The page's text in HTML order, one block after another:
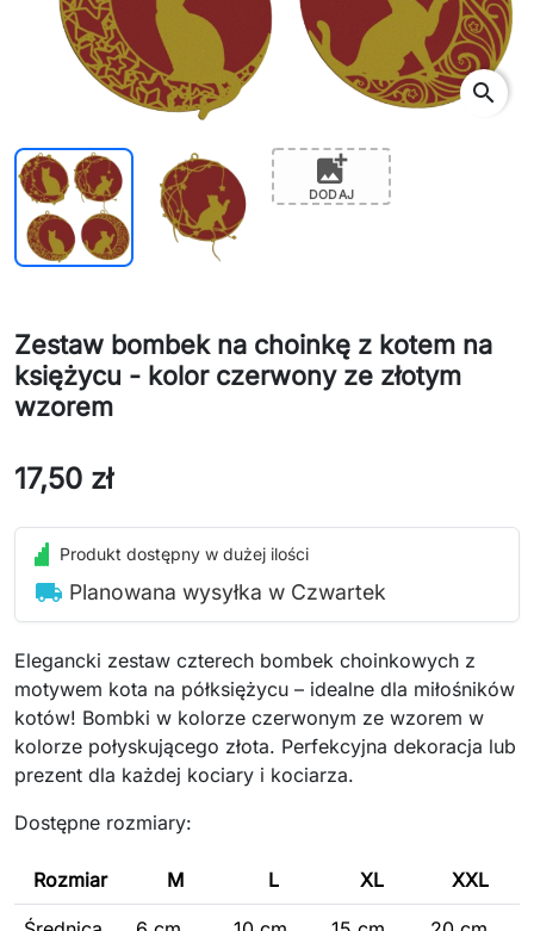
search
add_photo_alternate
DODAJ
Zestaw bombek na choinkę z kotem na
księżycu - kolor czerwony ze złotym
wzorem
17,50 zł
Produkt dostępny w dużej ilości
local_shipping Planowana wysyłka w Czwartek
Elegancki zestaw czterech bombek choinkowych z
motywem kota na półksiężycu – idealne dla miłośników
kotów! Bombki w kolorze czerwonym ze wzorem w
kolorze połyskującego złota. Perfekcyjna dekoracja lub
prezent dla każdej kociary i kociarza.
Dostępne rozmiary:
Rozmiar M L XL XXL